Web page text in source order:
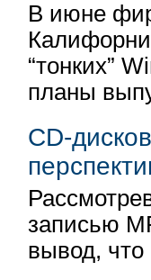
В июне
“тонких”
планы
CD-
записью
вывод,